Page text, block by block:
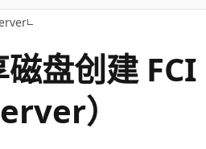
盘创建
）